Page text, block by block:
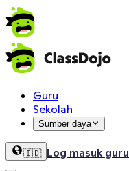
Guru
Sekolah
Sumber daya
🇮🇩 Log masuk guru